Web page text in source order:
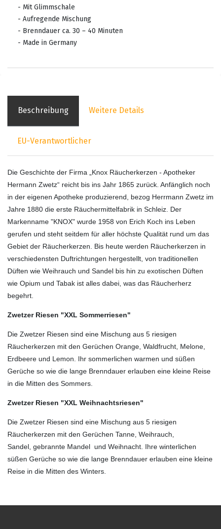
- Mit Glimmschale
- Aufregende Mischung
- Brenndauer ca. 30 – 40 Minuten
- Made in Germany
Beschreibung Weitere Details
EU-Verantwortlicher
Die Geschichte der Firma „Knox Räucherkerzen - Apotheker
Hermann Zwetz“ reicht bis ins Jahr 1865 zurück. Anfänglich noch
in der eigenen Apotheke produzierend, bezog Herrmann Zwetz im
Jahre 1880 die erste Räuchermittelfabrik in Schleiz. Der
Markenname "KNOX" wurde 1958 von Erich Koch ins Leben
gerufen und steht seitdem für aller höchste Qualität rund um das
Gebiet der Räucherkerzen. Bis heute werden Räucherkerzen in
verschiedensten Duftrichtungen hergestellt, von traditionellen
Düften wie Weihrauch und Sandel bis hin zu exotischen Düften
wie Opium und Tabak ist alles dabei, was das Räucherherz
begehrt.
Zwetzer Riesen "XXL Sommerriesen"
Die Zwetzer Riesen sind eine Mischung aus 5 riesigen
Räucherkerzen mit den Gerüchen Orange, Waldfrucht, Melone,
Erdbeere und Lemon. Ihr sommerlichen warmen und süßen
Gerüche so wie die lange Brenndauer erlauben eine kleine Reise
in die Mitten des Sommers.
Zwetzer Riesen "XXL Weihnachtsriesen"
Die Zwetzer Riesen sind eine Mischung aus 5 riesigen
Räucherkerzen mit den Gerüchen Tanne, Weihrauch,
Sandel, gebrannte Mandel und Weihnacht. Ihre winterlichen
süßen Gerüche so wie die lange Brenndauer erlauben eine kleine
Reise in die Mitten des Winters.